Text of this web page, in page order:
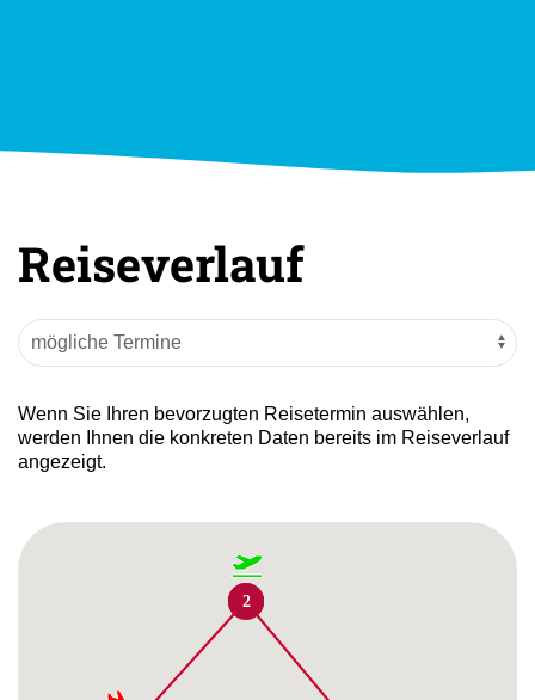
Reiseverlauf
Wenn Sie Ihren bevorzugten Reisetermin auswählen,
werden Ihnen die konkreten Daten bereits im Reiseverlauf
angezeigt.
1
2
2